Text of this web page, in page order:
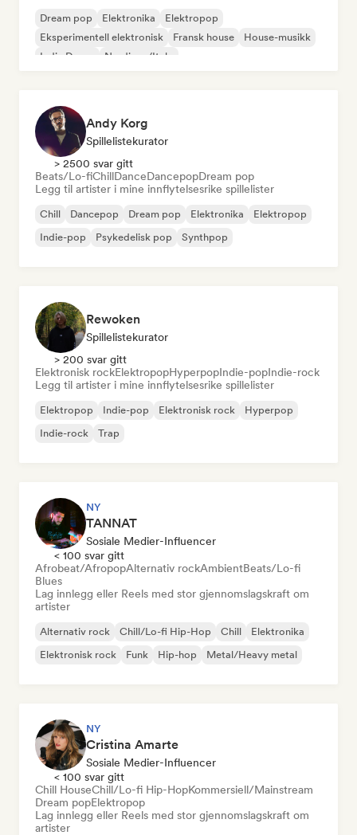
Dream pop Elektronika
Elektropop
Eksperimentell elektronisk
Fransk house
House-musikk
Indie Dance
Nu-disco/Italo
Andy Korg
Spillelistekurator
> 2500 svar gitt
Beats/Lo-fiChillDanceDancepopDream pop
Legg til artister i mine innflytelsesrike spillelister
Chill Dancepop Dream pop Elektronika
Elektropop
Indie-pop
Psykedelisk pop Synthpop
Rewoken
Spillelistekurator
> 200 svar gitt
Elektronisk rockElektropopHyperpopIndie-popIndie-rock
Legg til artister i mine innflytelsesrike spillelister
Elektropop Indie-pop Elektronisk rock
Hyperpop
Indie-rock
Trap
NY
TANNAT
Sosiale Medier-Influencer
< 100 svar gitt
Afrobeat/AfropopAlternativ rockAmbientBeats/Lo-fi
Blues
Lag innlegg eller Reels med stor gjennomslagskraft om
artister
Alternativ rock Chill/Lo-fi Hip-Hop Chill
Elektronika
Elektronisk rock
Funk Hip-hop Metal/Heavy metal
NY
Cristina Amarte
Sosiale Medier-Influencer
< 100 svar gitt
Chill HouseChill/Lo-fi Hip-HopKommersiell/Mainstream
Dream popElektropop
Lag innlegg eller Reels med stor gjennomslagskraft om
artister